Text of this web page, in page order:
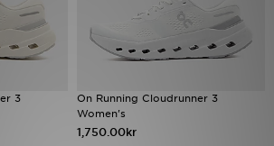
3
On Running Cloudrunner 3
Women's
1,750.00kr